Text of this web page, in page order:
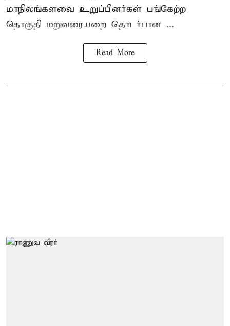
மாநிலங்களவை உறுப்பினர்கள் பங்கேற்ற
தொகுதி மறுவரையறை தொடர்பான ...
Read More